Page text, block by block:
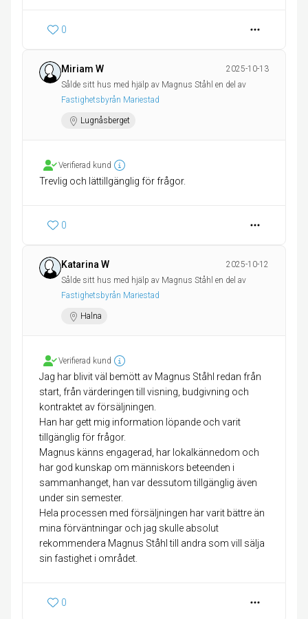
0
Miriam W
2025-10-13
Sålde sitt hus med hjälp av Magnus Ståhl en del av
Fastighetsbyrån Mariestad
Lugnåsberget
Verifierad kund
Trevlig och lättillgänglig för frågor.
0
Katarina W
2025-10-12
Sålde sitt hus med hjälp av Magnus Ståhl en del av
Fastighetsbyrån Mariestad
Halna
Verifierad kund
Jag har blivit väl bemött av Magnus Ståhl redan från
start, från värderingen till visning, budgivning och
kontraktet av försäljningen.
Han har gett mig information löpande och varit
tillgänglig för frågor.
Magnus känns engagerad, har lokalkännedom och
har god kunskap om människors beteenden i
sammanhanget, han var dessutom tillgänglig även
under sin semester.
Hela processen med försäljningen har varit bättre än
mina förväntningar och jag skulle absolut
rekommendera Magnus Ståhl till andra som vill sälja
sin fastighet i området.
0